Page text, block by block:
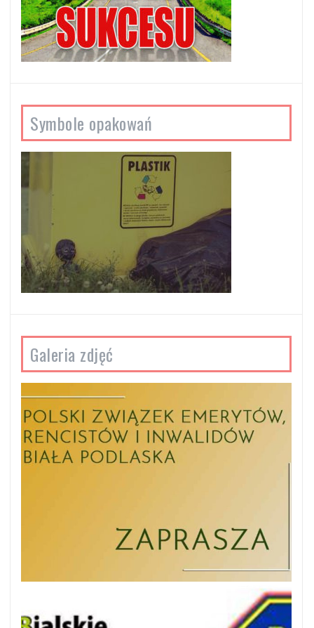
Symbole opakowań
Galeria zdjęć